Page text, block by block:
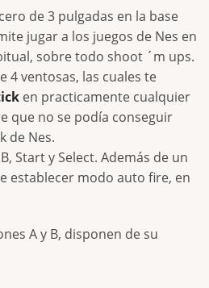
de 3 pulgadas en la base
jugar a los juegos de Nes en
sobre todo shoot ´m ups.
4 ventosas, las cuales te
en practicamente cualquier
que no se podía conseguir
de Nes.
Start y Select. Además de un
establecer modo auto fire, en
A y B, disponen de su